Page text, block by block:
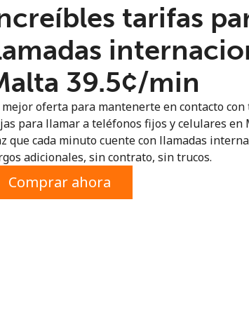
sesión →
tarifas
⁦39.5¢⁩/min
mejor oferta para mantenerte en contacto
para llamar a teléfonos fijos y celulares en
que cada minuto cuente con llamadas
adicionales, sin contrato, sin trucos.
Comprar ahora